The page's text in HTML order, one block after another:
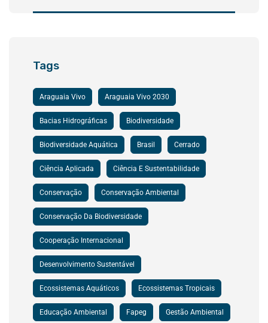
Tags
Araguaia Vivo Araguaia Vivo 2030
Bacias Hidrográficas Biodiversidade
Biodiversidade Aquática Brasil Cerrado
Ciência Aplicada Ciência E Sustentabilidade
Conservação Conservação Ambiental
Conservação Da Biodiversidade
Cooperação Internacional
Desenvolvimento Sustentável
Ecossistemas Aquáticos Ecossistemas Tropicais
Educação Ambiental Fapeg Gestão Ambiental